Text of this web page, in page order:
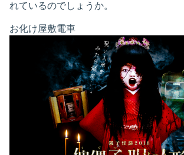
れているのでしょうか。
お化け屋敷電車